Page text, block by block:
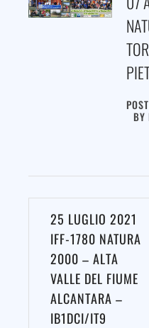
BY
Navigazione
articoli
25 LUGLIO 2021
IFF-1780 NATURA
2000 – ALTA
VALLE DEL FIUME
ALCANTARA –
IB1DCI/IT9